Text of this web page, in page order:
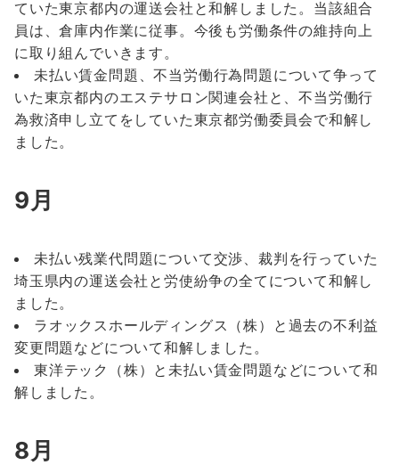
ていた東京都内の運送会社と和解しました。当該組合
員は、倉庫内作業に従事。今後も労働条件の維持向上
に取り組んでいきます。
未払い賃金問題、不当労働行為問題について争って
いた東京都内のエステサロン関連会社と、不当労働行
為救済申し立てをしていた東京都労働委員会で和解し
ました。
9月
未払い残業代問題について交渉、裁判を行っていた
埼玉県内の運送会社と労使紛争の全てについて和解し
ました。
ラオックスホールディングス（株）と過去の不利益
変更問題などについて和解しました。
東洋テック（株）と未払い賃金問題などについて和
解しました。
8月